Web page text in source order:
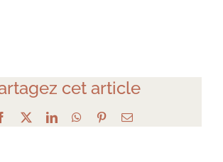
cet article
Facebook LinkedInWhatsApp
PinterestEmail